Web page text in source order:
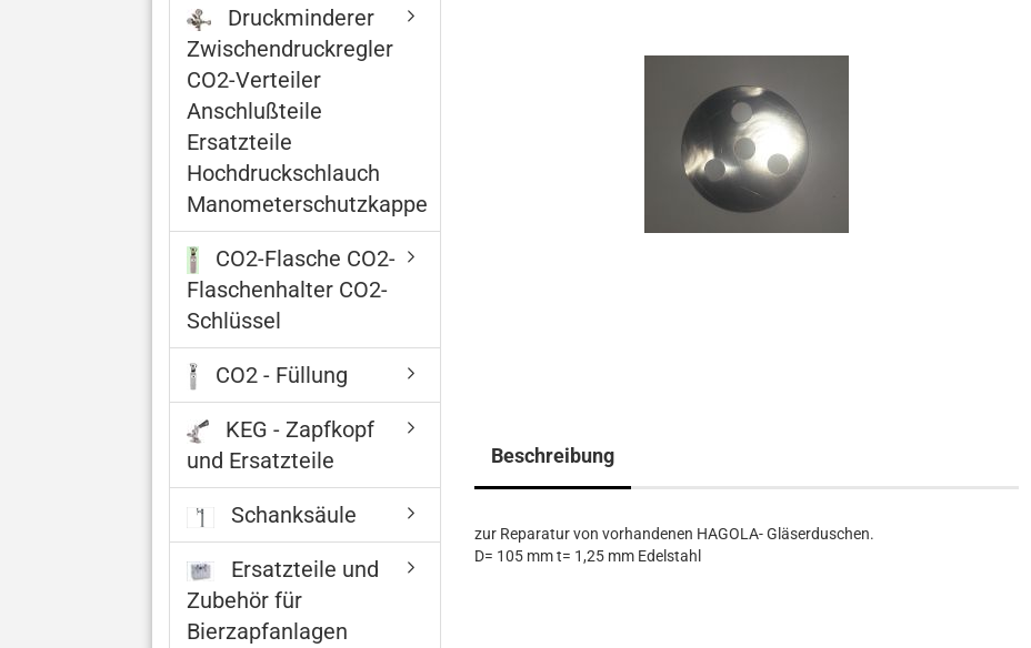
Beschreibung
zur Reparatur von vorhandenen HAGOLA- Gläserduschen.
D= 105 mm t= 1,25 mm Edelstahl
Druckminderer
Zwischendruckregler
CO2-Verteiler
Anschlußteile
Ersatzteile
Hochdruckschlauch
Manometerschutzkappe
CO2-Flasche CO2-
Flaschenhalter CO2-
Schlüssel
CO2 - Füllung
KEG - Zapfkopf
und Ersatzteile
Schanksäule
Ersatzteile und
Zubehör für
Bierzapfanlagen